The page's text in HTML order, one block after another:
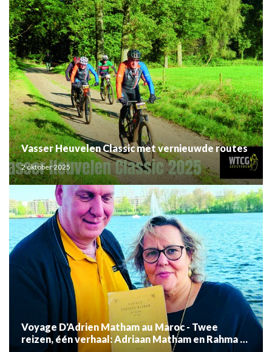
Vasser Heuvelen Classic met vernieuwde routes
2 oktober 2025
Voyage D'Adrien Matham au Maroc - Twee
reizen, één verhaal: Adriaan Matham en Rahma el